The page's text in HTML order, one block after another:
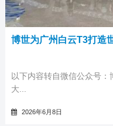
博世为广州白云T3打造
以下内容转自微信公众号
大...
2026年6月8日